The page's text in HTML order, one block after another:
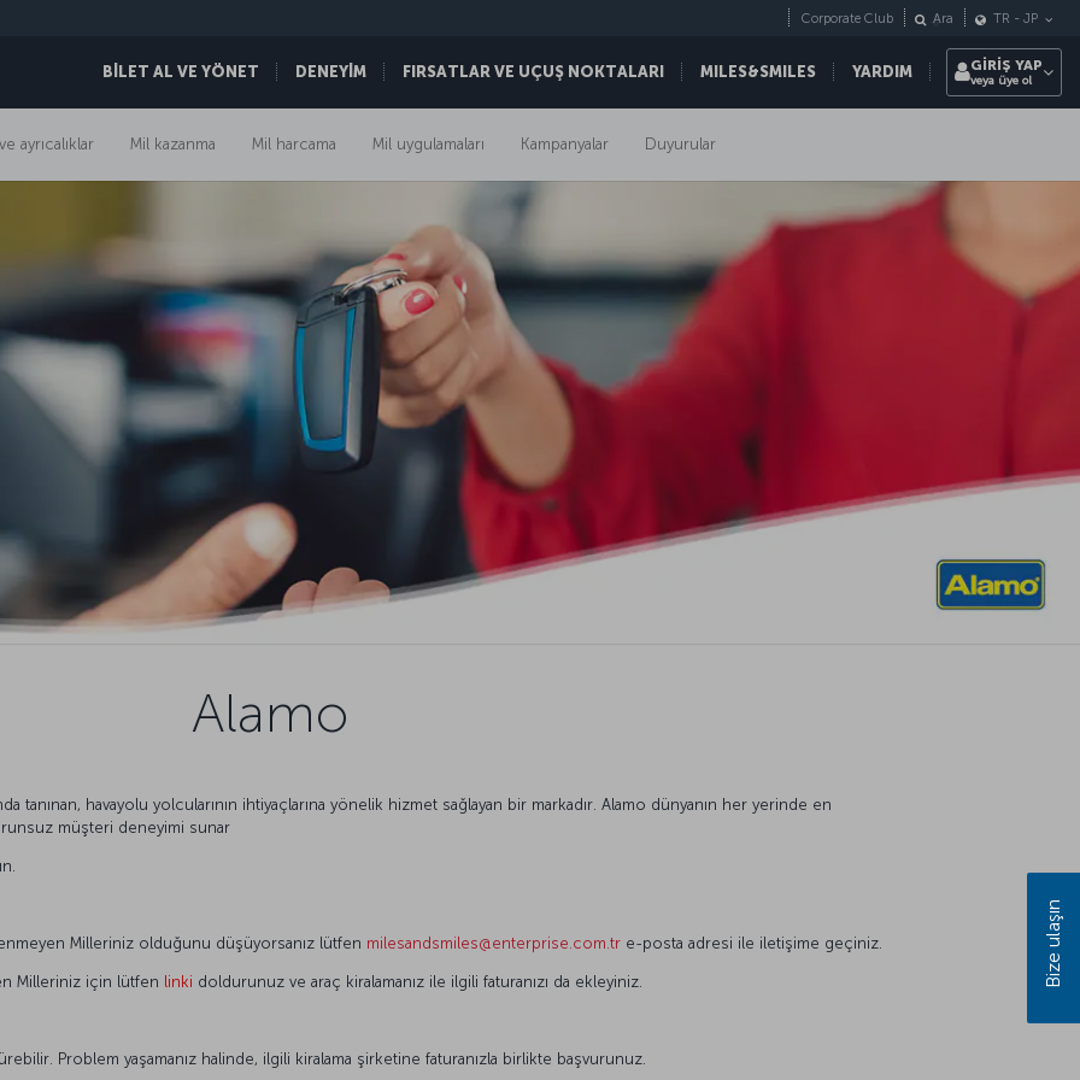
BİLET AL VE YÖNET DENEYİM FIRSATLAR VE UÇUŞ NOKTALARI MILES&SMILES YARDIM
Corporate Club Ara TR - JP
GİRİŞ YAP
veya üye ol
ayrıcalıklar Mil kazanma Mil harcama Mil uygulamaları Kampanyalar Duyurular
Alamo
tanınan, havayolu yolcularının ihtiyaçlarına yönelik hizmet sağlayan bir markadır. Alamo dünyanın her yerinde en
müşteri deneyimi sunar
Milleriniz olduğunu düşüyorsanız lütfen milesandsmiles@enterprise.com.tr e-posta adresi ile iletişime geçiniz.
Milleriniz için lütfen linki doldurunuz ve araç kiralamanız ile ilgili faturanızı da ekleyiniz.
Problem yaşamanız halinde, ilgili kiralama şirketine faturanızla birlikte başvurunuz.
Bize ulaşın